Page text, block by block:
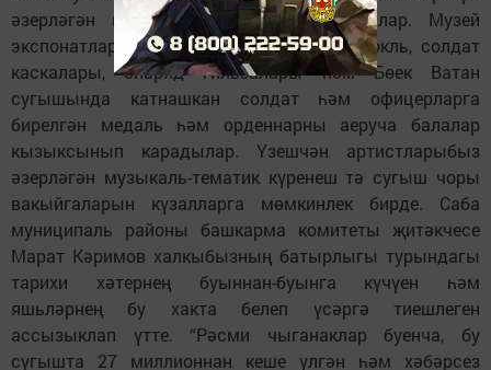
әзерләгән күргәзмәлек белән таныштылар. Музей
экспонатлары – офицер сумкалары, бинокль, солдат
каскалары, снаряд гильзалары һәм Бөек Ватан
сугышында катнашкан солдат һәм офицерларга
бирелгән медаль һәм орденнарны аеруча балалар
кызыксынып карадылар. Үзешчән артистларыбыз
әзерләгән музыкаль-тематик күренеш тә сугыш чоры
вакыйгаларын күзалларга мөмкинлек бирде. Саба
муниципаль районы башкарма комитеты җитәкчесе
Марат Кәримов халкыбызның батырлыгы турындагы
тарихи хәтернең буыннан-буынга күчүен һәм
яшьләрнең бу хакта белеп үсәргә тиешлеген
ассызыклап үтте. “Рәсми чыганаклар буенча, бу
сугышта 27 миллионнан кеше үлгән һәм хәбәрсез